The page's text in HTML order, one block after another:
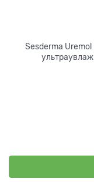
Sesderma